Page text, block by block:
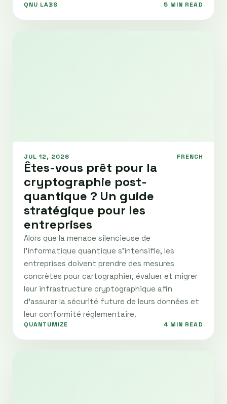
QNU LABS 5 MIN READ
JUL 12, 2026 FRENCH
Êtes-vous prêt pour la
cryptographie post-
quantique ? Un guide
stratégique pour les
entreprises
Alors que la menace silencieuse de
l’informatique quantique s’intensifie, les
entreprises doivent prendre des mesures
concrètes pour cartographier, évaluer et migrer
leur infrastructure cryptographique afin
d’assurer la sécurité future de leurs données et
leur conformité réglementaire.
QUANTUMIZE 4 MIN READ